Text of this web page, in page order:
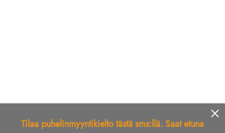
Tilaa puhelinmyyntikielto tästä sms:llä. Saat etuna